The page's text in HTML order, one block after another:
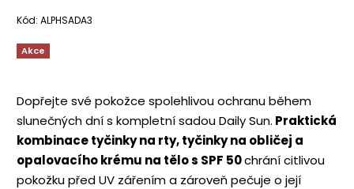
Kód: ALPHSADA3
Akce
Dopřejte své pokožce spolehlivou ochranu během
slunečných dní s kompletní sadou Daily Sun. Praktická
kombinace tyčinky na rty, tyčinky na obličej a
opalovacího krému na tělo s SPF 50chrání citlivou
pokožku před UV zářením a zároveň pečuje o její